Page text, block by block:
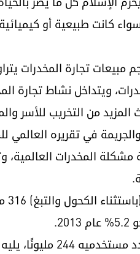
كانت طبيعية أو
ويتداخل نشاط تجارة
المزيد من التخريب للأسر
المخدرات